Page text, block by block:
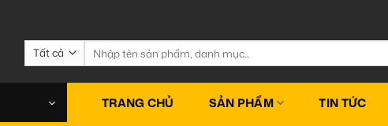
Tìm
kiếm:
TRANG CHỦ SẢN PHẨM TIN TỨC